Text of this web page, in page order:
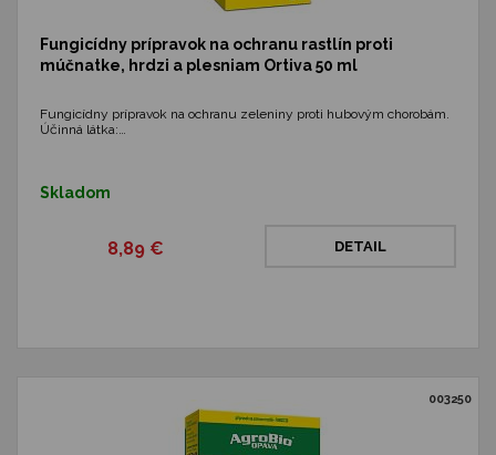
Fungicídny prípravok na ochranu rastlín proti
múčnatke, hrdzi a plesniam Ortiva 50 ml
Fungicídny prípravok na ochranu zeleniny proti hubovým chorobám.
Účinná látka:…
Skladom
8,89 € DETAIL
003250